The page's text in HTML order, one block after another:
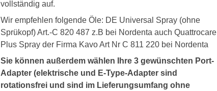
vollständig auf.
Wir empfehlen folgende Öle: DE Universal Spray (ohne
Sprükopf) Art.-C 820 487 z.B bei Nordenta auch Quattrocare
Plus Spray der Firma Kavo Art Nr C 811 220 bei Nordenta
Sie können außerdem wählen Ihre 3 gewünschten Port-
Adapter (elektrische und E-Type-Adapter sind
rotationsfrei und sind im Lieferungsumfang ohne